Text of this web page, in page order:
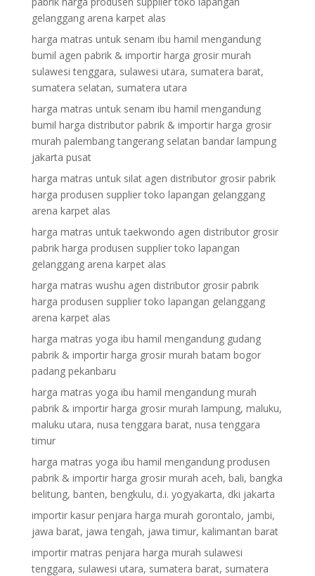
gelanggang arena karpet alas
harga matras untuk senam ibu hamil mengandung
bumil agen pabrik & importir harga grosir murah
sulawesi tenggara, sulawesi utara, sumatera barat,
sumatera selatan, sumatera utara
harga matras untuk senam ibu hamil mengandung
bumil harga distributor pabrik & importir harga grosir
murah palembang tangerang selatan bandar lampung
jakarta pusat
harga matras untuk silat agen distributor grosir pabrik
harga produsen supplier toko lapangan gelanggang
arena karpet alas
harga matras untuk taekwondo agen distributor grosir
pabrik harga produsen supplier toko lapangan
gelanggang arena karpet alas
harga matras wushu agen distributor grosir pabrik
harga produsen supplier toko lapangan gelanggang
arena karpet alas
harga matras yoga ibu hamil mengandung gudang
pabrik & importir harga grosir murah batam bogor
padang pekanbaru
harga matras yoga ibu hamil mengandung murah
pabrik & importir harga grosir murah lampung, maluku,
maluku utara, nusa tenggara barat, nusa tenggara
timur
harga matras yoga ibu hamil mengandung produsen
pabrik & importir harga grosir murah aceh, bali, bangka
belitung, banten, bengkulu, d.i. yogyakarta, dki jakarta
importir kasur penjara harga murah gorontalo, jambi,
jawa barat, jawa tengah, jawa timur, kalimantan barat
importir matras penjara harga murah sulawesi
tenggara, sulawesi utara, sumatera barat, sumatera